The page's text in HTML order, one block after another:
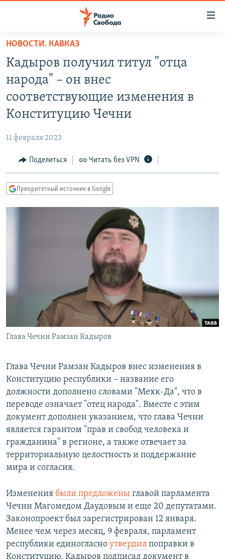
упрощенного
доступа
основному
содержанию
навигации
Вернутся
ПОДКАСТЫ
АВТОРСКИЕ ПРОЕКТЫ
ЦИТАТЫ СВОБОДЫ
КУЛЬТУРА
IDEL.РЕАЛИИ
КАВКАЗ.РЕАЛИИ
РАСПИСАНИЕ ВЕЩАНИЯ
ПОДПИШИТЕСЬ НА РАССЫЛКУ
НОВОСТИ. КАВКАЗ
Кадыров получил титул "отца
народа" – он внес
соответствующие изменения в
Конституцию Чечни
11 февраля 2023
Поделиться Читать без VPN
Приоритетный источник в Google
Глава Чечни Рамзан Кадыров
Глава Чечни Рамзан Кадыров внес изменения в
Конституцию республики – название его
должности дополнено словами "Мехк-Да", что в
переводе означает "отец народа". Вместе с этим
документ дополнен указанием, что глава Чечни
является гарантом "прав и свобод человека и
гражданина" в регионе, а также отвечает за
территориальную целостность и поддержание
мира и согласия.
Изменения были предложены главой парламента
Чечни Магомедом Даудовым и еще 20 депутатами.
Законопроект был зарегистрирован 12 января.
Менее чем через месяц, 9 февраля, парламент
республики единогласно утвердил поправки в
Конституцию. Кадыров подписал документ в